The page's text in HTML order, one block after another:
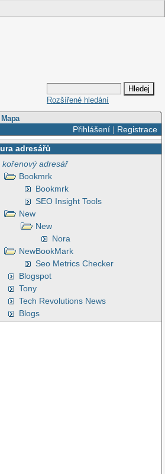
Rozšířené hledání
Mapa
Přihlášení| Registrace
adresářů
kořenový adresář
Bookmrk
Bookmrk
SEO Insight Tools
New
New
Nora
NewBookMark
Seo Metrics Checker
Blogspot
Tony
Tech Revolutions News
Blogs